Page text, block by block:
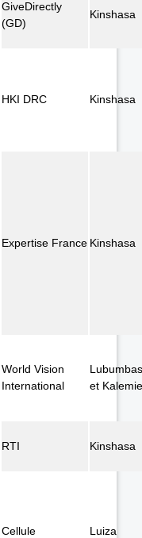
GiveDirectly
(GD)
Kinshasa
HKI DRC Kinshasa
Expertise France Kinshasa
World Vision
International
et Kalemie
RTI Kinshasa
Cellule
Luiza